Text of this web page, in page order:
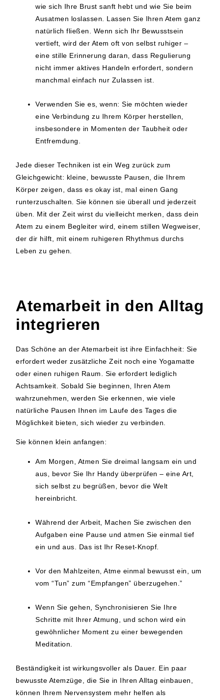
wie sich Ihre Brust sanft hebt und wie Sie beim
Ausatmen loslassen. Lassen Sie Ihren Atem ganz
natürlich fließen. Wenn sich Ihr Bewusstsein
vertieft, wird der Atem oft von selbst ruhiger –
eine stille Erinnerung daran, dass Regulierung
nicht immer aktives Handeln erfordert, sondern
manchmal einfach nur Zulassen ist.
Verwenden Sie es, wenn: Sie möchten wieder
eine Verbindung zu Ihrem Körper herstellen,
insbesondere in Momenten der Taubheit oder
Entfremdung.
Jede dieser Techniken ist ein Weg zurück zum
Gleichgewicht: kleine, bewusste Pausen, die Ihrem
Körper zeigen, dass es okay ist, mal einen Gang
runterzuschalten. Sie können sie überall und jederzeit
üben. Mit der Zeit wirst du vielleicht merken, dass dein
Atem zu einem Begleiter wird, einem stillen Wegweiser,
der dir hilft, mit einem ruhigeren Rhythmus durchs
Leben zu gehen.
Atemarbeit in den Alltag
integrieren
Das Schöne an der Atemarbeit ist ihre Einfachheit: Sie
erfordert weder zusätzliche Zeit noch eine Yogamatte
oder einen ruhigen Raum. Sie erfordert lediglich
Achtsamkeit. Sobald Sie beginnen, Ihren Atem
wahrzunehmen, werden Sie erkennen, wie viele
natürliche Pausen Ihnen im Laufe des Tages die
Möglichkeit bieten, sich wieder zu verbinden.
Sie können klein anfangen:
Am Morgen
, Atmen Sie dreimal langsam ein und
aus, bevor Sie Ihr Handy überprüfen – eine Art,
sich selbst zu begrüßen, bevor die Welt
hereinbricht.
Während der Arbeit , Machen Sie zwischen den
Aufgaben eine Pause und atmen Sie einmal tief
ein und aus. Das ist Ihr Reset-Knopf.
Vor den Mahlzeiten , Atme einmal bewusst ein, um
vom “Tun” zum “Empfangen” überzugehen.”
Wenn Sie gehen , Synchronisieren Sie Ihre
Schritte mit Ihrer Atmung, und schon wird ein
gewöhnlicher Moment zu einer bewegenden
Meditation.
Beständigkeit ist wirkungsvoller als Dauer. Ein paar
bewusste Atemzüge, die Sie in Ihren Alltag einbauen,
können Ihrem Nervensystem mehr helfen als